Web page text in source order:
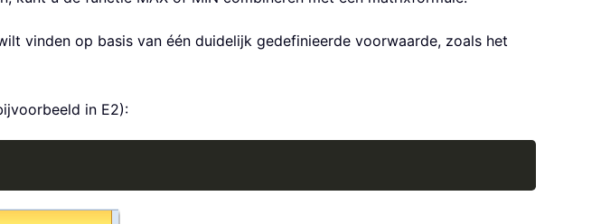
vinden op basis van één duidelijk gedefinieerde voorwaarde, zoals het
in E2):